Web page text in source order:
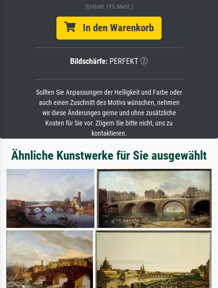
(Enthält 19% MwSt.)
In den Warenkorb
Bildschärfe: PERFEKT
Sollten Sie Anpassungen der Helligkeit und Farbe oder
auch einen Zuschnitt des Motivs wünschen, nehmen
wir diese Änderungen gerne und ohne zusätzliche
Kosten für Sie vor. Zögern Sie bitte nicht, uns zu
kontaktieren.
Ähnliche Kunstwerke für Sie ausgewählt